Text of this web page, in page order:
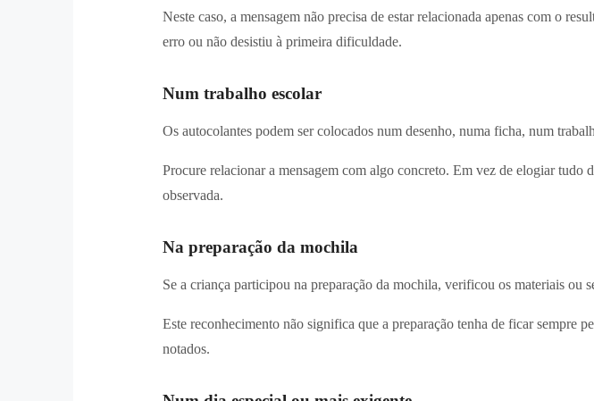
Neste caso, a mensagem não precisa de estar relacionada apenas com o
erro ou não desistiu à primeira dificuldade.
Num trabalho escolar
Os autocolantes podem ser colocados num desenho, numa ficha, num
Procure relacionar a mensagem com algo concreto. Em vez de elogiar
observada.
Na preparação da mochila
Se a criança participou na preparação da mochila, verificou os materiais ou
Este reconhecimento não significa que a preparação tenha de ficar sempre
notados.